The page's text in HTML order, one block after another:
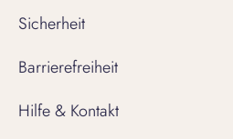
Sicherheit
Barrierefreiheit
Hilfe & Kontakt